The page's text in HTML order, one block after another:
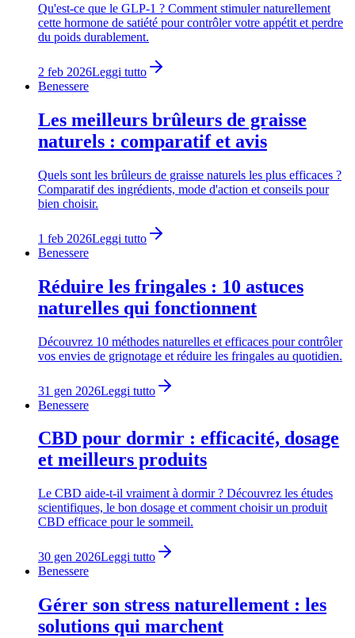
Qu'est-ce que le GLP-1 ? Comment stimuler naturellement
cette hormone de satiété pour contrôler votre appétit et perdre
du poids durablement.
2 feb 2026Leggi tutto
Benessere
Les meilleurs brûleurs de graisse
naturels : comparatif et avis
Quels sont les brûleurs de graisse naturels les plus efficaces ?
Comparatif des ingrédients, mode d'action et conseils pour
bien choisir.
1 feb 2026Leggi tutto
Benessere
Réduire les fringales : 10 astuces
naturelles qui fonctionnent
Découvrez 10 méthodes naturelles et efficaces pour contrôler
vos envies de grignotage et réduire les fringales au quotidien.
31 gen 2026Leggi tutto
Benessere
CBD pour dormir : efficacité, dosage
et meilleurs produits
Le CBD aide-t-il vraiment à dormir ? Découvrez les études
scientifiques, le bon dosage et comment choisir un produit
CBD efficace pour le sommeil.
30 gen 2026Leggi tutto
Benessere
Gérer son stress naturellement : les
solutions qui marchent